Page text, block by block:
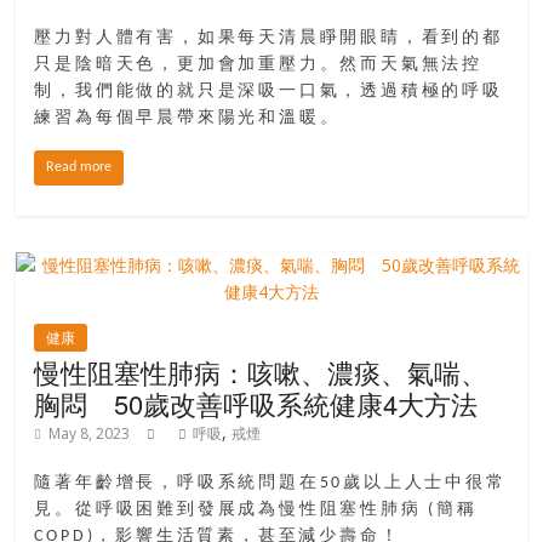
尋
樂
齡
寶
藏。
一
著
觀
積
極
的
態
度，
迎
接
壓力對人體有害，如果每天清晨睜開眼睛，看到的都
只是陰暗天色，更加會加重壓力。然而天氣無法控
制，我們能做的就只是深吸一口氣，透過積極的呼吸
練習為每個早晨帶來陽光和溫暖。
Read more
健康
慢性阻塞性肺病：咳嗽、濃痰、氣喘、
胸悶 50歲改善呼吸系統健康4大方法
May 8, 2023 呼吸,戒煙
隨著年齡增長，呼吸系統問題在50歲以上人士中很常
見。從呼吸困難到發展成為慢性阻塞性肺病 (簡稱
COPD)，影響生活質素，甚至減少壽命！